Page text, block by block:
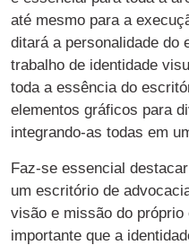
até mesmo para a
ditará a personalidade do
trabalho de identidade
toda a essência do
elementos gráficos para
integrando-as todas em
Faz-se essencial
um escritório de
visão e missão do
importante que a